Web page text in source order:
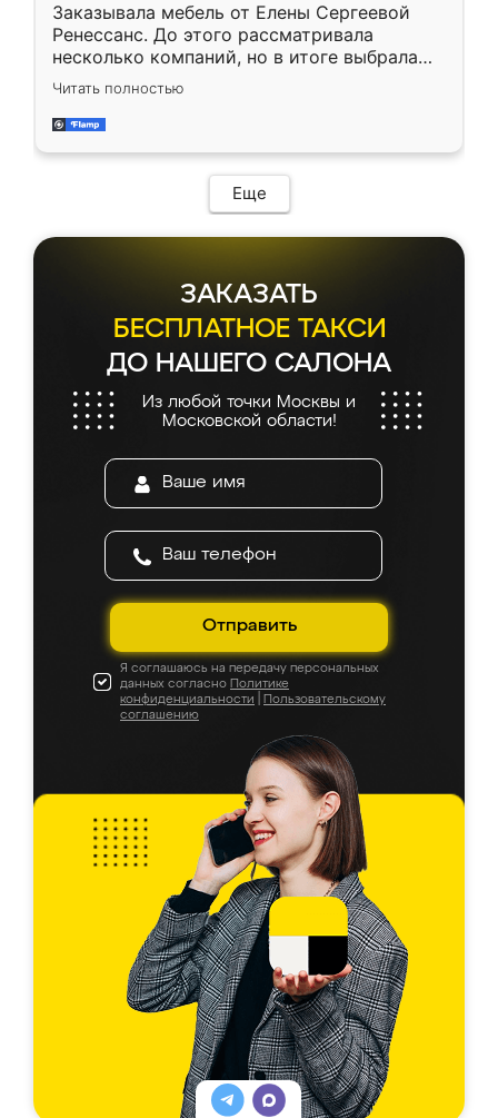
Заказывала мебель от Елены Сергеевой
Ренессанс. До этого рассматривала
несколько компаний, но в итоге выбрала
эту. Сначала обговорили условия, потом
приехал замерщик, всё спокойно объяснил
и снял размеры. Изготовили в срок, с
мебель сразу встала на свое место без
каких-либо доработок. Качеством осталась
довольна, все выглядит так, как и ожидала.
Читать полностью
Еще
ЗАКАЗАТЬ
БЕСПЛАТНОЕ ТАКСИ
ДО НАШЕГО САЛОНА
Из любой точки Москвы и
Московской области!
Отправить
Я соглашаюсь на передачу персональных
данных согласно Политике
конфиденциальности
Пользовательскому
соглашению